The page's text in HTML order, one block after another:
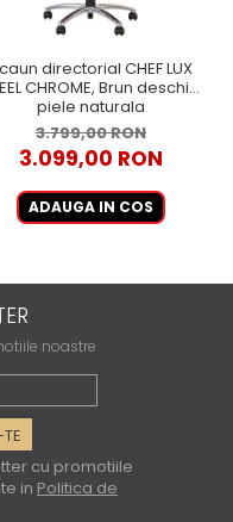
directorial CHEF LUX
CHROME, Brun deschis,
piele naturala
3.799,00 RON
3.099,00 RON
ADAUGA IN COS
noastre
cu promotiile
in Politica de